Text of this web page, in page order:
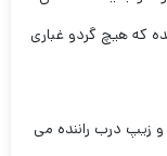
که هیچ گردو غباری
زیپ درب راننده می